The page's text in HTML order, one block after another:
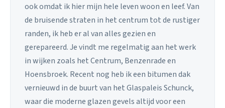
ook omdat ik hier mijn hele leven woon en leef. Van
de bruisende straten in het centrum tot de rustiger
randen, ik heb er al van alles gezien en
gerepareerd. Je vindt me regelmatig aan het werk
in wijken zoals het Centrum, Benzenrade en
Hoensbroek. Recent nog heb ik een bitumen dak
vernieuwd in de buurt van het Glaspaleis Schunck,
waar die moderne glazen gevels altijd voor een